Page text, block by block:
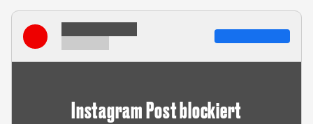
Instagram Post blockiert